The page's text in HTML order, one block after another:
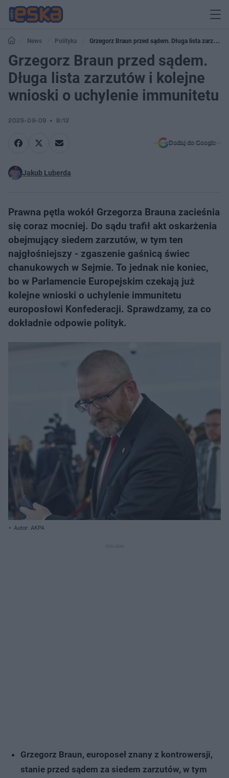
News Polityka
Grzegorz Braun przed sądem. Długa lista zarzutów
i kolejne wnioski o uchylenie immunitetu
Grzegorz Braun przed sądem.
Długa lista zarzutów i kolejne
wnioski o uchylenie immunitetu
2025-09-09 8:12
Dodaj do Google
Jakub Luberda
Prawna pętla wokół Grzegorza Brauna zacieśnia
się coraz mocniej. Do sądu trafił akt oskarżenia
obejmujący siedem zarzutów, w tym ten
najgłośniejszy - zgaszenie gaśnicą świec
chanukowych w Sejmie. To jednak nie koniec,
bo w Parlamencie Europejskim czekają już
kolejne wnioski o uchylenie immunitetu
europosłowi Konfederacji. Sprawdzamy, za co
dokładnie odpowie polityk.
Autor: AKPA
Grzegorz Braun, europoseł znany z kontrowersji,
stanie przed sądem za siedem zarzutów, w tym